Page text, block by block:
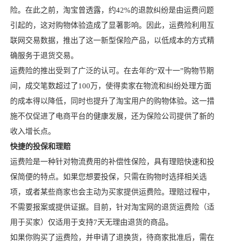
险。在此之前，淘宝曾透露，约42%的退款纠纷是由运费问题
引起的，这对购物体验造成了显著影响。因此，运费险利用互
联网交易数据，推出了这一新型保险产品，以低成本的方式精
确服务于退货交易。
运费险的推出受到了广泛的认可。在去年的“双十一”购物节期
间，成交笔数超过了100万，使得卖家在物流和纠纷处理方面
的成本得以降低，同时也提升了淘宝用户的购物体验。这一措
施不仅促进了电商平台的健康发展，还为保险公司提供了新的
收入增长点。
快捷的投保和理赔
运费险是一种针对物流费用的补偿性保险，具有理赔快速和投
保简便的特点。如果您想要投保，只需在购物时选择相关选
项，或者某些商家也会主动为买家提供运费险。理赔过程中，
不需要报案或提供证据。目前，针对淘宝网的退货运费险（适
用于买家）仅适用于支持7天无理由退货的商品。
如果你购买了运费险，并申请了退换货，待商家批准后，需在